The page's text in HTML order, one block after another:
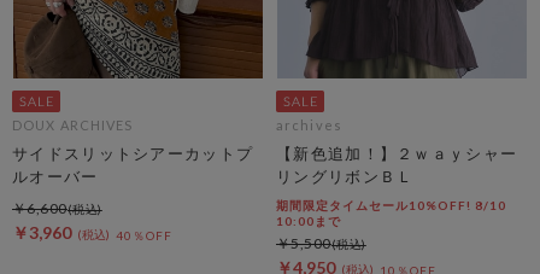
DOUX ARCHIVES
サイドスリットシアーカットプ
ルオーバー
￥3,960 40％OFF
￥6,600
archives
【新色追加！】２ｗａｙシャー
リングリボンＢＬ
期間限定タイムセール10%OFF! 8/10
10:00まで
￥4,950 10％OFF
￥5,500